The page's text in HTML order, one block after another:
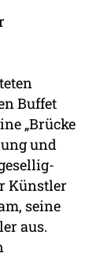
Buffet
„Brücke
und
Künstler
seine
aus.